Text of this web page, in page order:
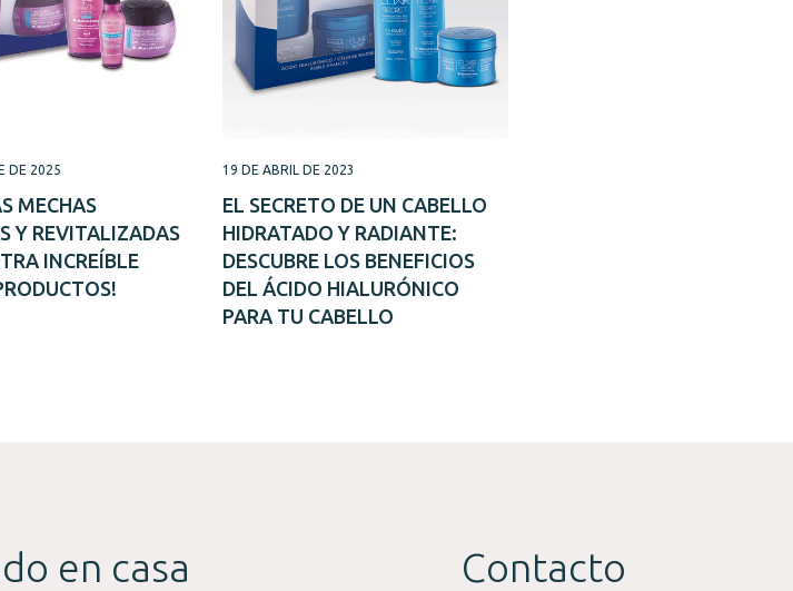
DE 2025
MECHAS
Y REVITALIZADAS
INCREÍBLE
19 DE ABRIL DE 2023
EL SECRETO DE UN CABELLO
HIDRATADO Y RADIANTE:
DESCUBRE LOS BENEFICIOS
DEL ÁCIDO HIALURÓNICO
PARA TU CABELLO
en casa Contacto